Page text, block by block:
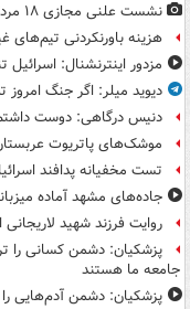
نشست علنی مجازی ۱۸ مرداد ماه مجلس
هزینه باورنکردنی تیم‌های
مزدور اینترنشنال:
دیوید میلر: اگر جنگ
دنیس درگاهی: دوست
موشک‌های پاتریوت
تست مخفیانه پدافند
جاده‌های مشهد آماده
روایت فرزند شهید
پزشکیان: دشمن کسانی را
جامعه ما هستند
پزشکیان: دشمن آدم‌هایی